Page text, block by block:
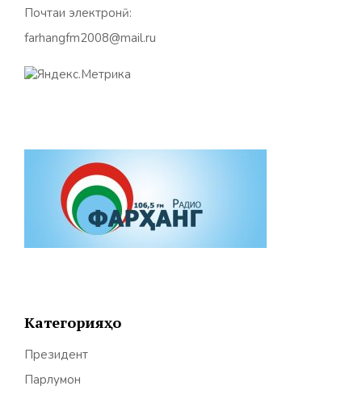
Почтаи электронӣ:
farhangfm2008@mail.ru
Категорияҳо
Президент
Парлумон